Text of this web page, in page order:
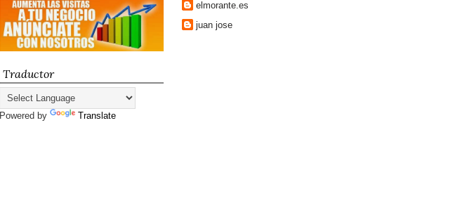
Traductor
Powered by Translate
elmorante.es
juan jose